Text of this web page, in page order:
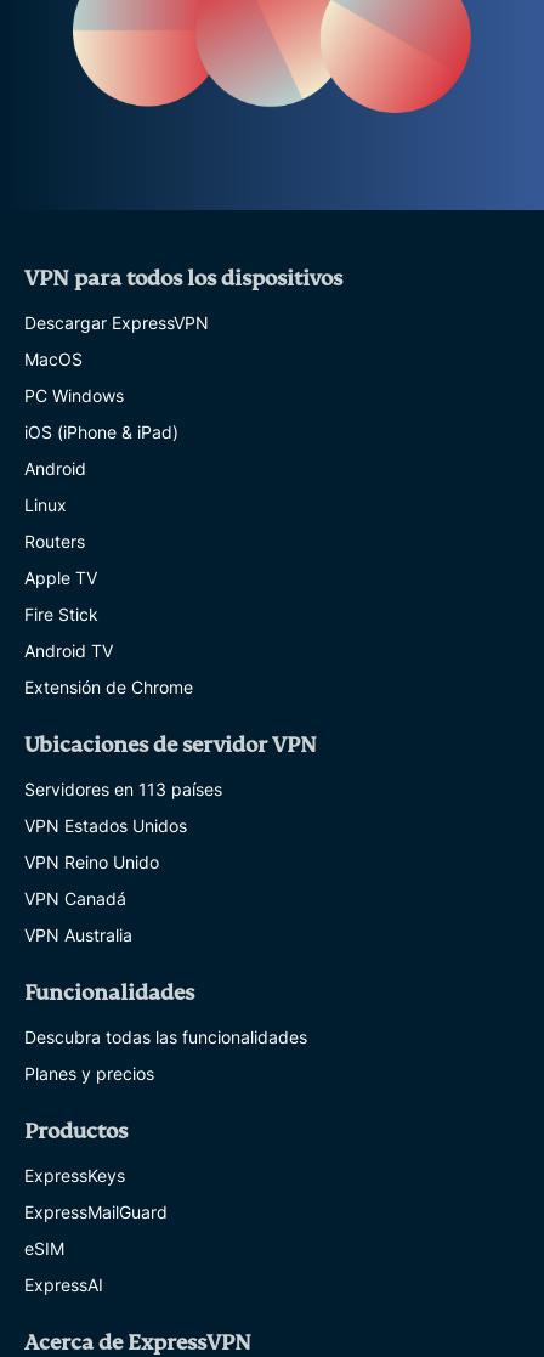
VPN para todos los dispositivos
Descargar ExpressVPN
MacOS
PC Windows
iOS (iPhone & iPad)
Android
Linux
Routers
Apple TV
Fire Stick
Android TV
Extensión de Chrome
Ubicaciones de servidor VPN
Servidores en 113 países
VPN Estados Unidos
VPN Reino Unido
VPN Canadá
VPN Australia
Funcionalidades
Descubra todas las funcionalidades
Planes y precios
Productos
ExpressKeys
ExpressMailGuard
eSIM
ExpressAI
Acerca de ExpressVPN